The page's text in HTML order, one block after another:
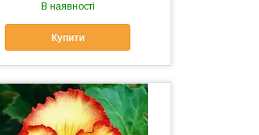
В наявності
Купити